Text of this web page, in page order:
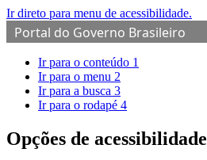
Ir direto para menu de acessibilidade.
Portal do Governo Brasileiro
Ir para o conteúdo 1
Ir para o menu 2
Ir para a busca 3
Ir para o rodapé 4
Opções de acessibilidade